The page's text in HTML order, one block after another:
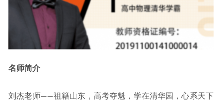
名师简介
刘杰老师——祖籍山东，高考夺魁，学在清华园，心系天下
Java仿抖音短视频小程序开发教学课程，14.76G百度网盘资源
打包下载
2021-09-28
朗朗钢琴课教学视频，钢琴教学启蒙入门到精通，教你一步
步成为钢琴大师2.38G课程百度网盘资源打包下载 2021-08-08
度网盘资源打包下载